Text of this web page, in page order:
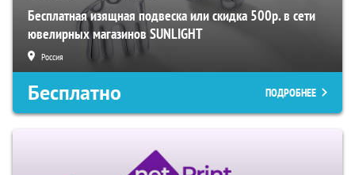
Бесплатная изящная подвеска или скидка 500р. в сети
ювелирных магазинов SUNLIGHT
Россия
Бесплатно ПОДРОБНЕЕ